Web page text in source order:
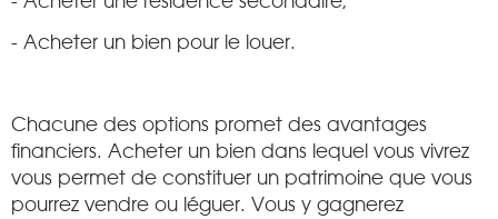
- Acheter un bien pour le louer.
Chacune des options promet des avantages
financiers. Acheter un bien dans lequel vous vivrez
vous permet de constituer un patrimoine que vous
pourrez vendre ou léguer. Vous y gagnerez